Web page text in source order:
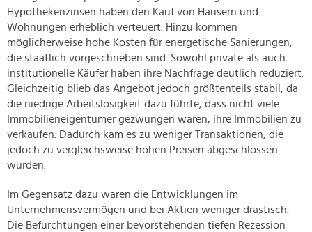
Hypothekenzinsen haben den Kauf von Häusern und
Wohnungen erheblich verteuert. Hinzu kommen
möglicherweise hohe Kosten für energetische Sanierungen,
die staatlich vorgeschrieben sind. Sowohl private als auch
institutionelle Käufer haben ihre Nachfrage deutlich reduziert.
Gleichzeitig blieb das Angebot jedoch größtenteils stabil, da
die niedrige Arbeitslosigkeit dazu führte, dass nicht viele
Immobilieneigentümer gezwungen waren, ihre Immobilien zu
verkaufen. Dadurch kam es zu weniger Transaktionen, die
jedoch zu vergleichsweise hohen Preisen abgeschlossen
wurden.
Im Gegensatz dazu waren die Entwicklungen im
Unternehmensvermögen und bei Aktien weniger drastisch.
Die Befürchtungen einer bevorstehenden tiefen Rezession